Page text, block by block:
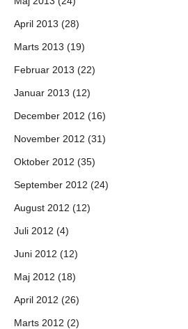
April 2013 (28)
Marts 2013 (19)
Februar 2013 (22)
Januar 2013 (12)
December 2012 (16)
November 2012 (31)
Oktober 2012 (35)
September 2012 (24)
August 2012 (12)
Juli 2012 (4)
Juni 2012 (12)
Maj 2012 (18)
April 2012 (26)
Marts 2012 (2)